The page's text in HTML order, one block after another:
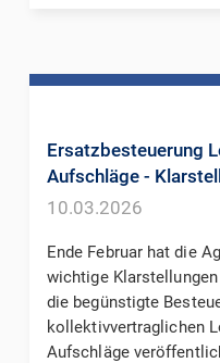
Ersatzbesteuerung
Aufschläge -
10.03.2026
Ende Februar hat die
wichtige
die begünstigte
kollektivvertraglichen
Aufschläge